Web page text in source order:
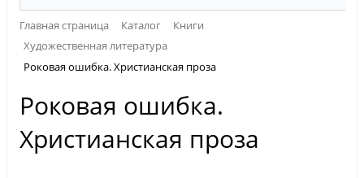
Главная страница Каталог
Книги
Художественная литература
Роковая ошибка. Христианская проза
Роковая ошибка.
Христианская проза